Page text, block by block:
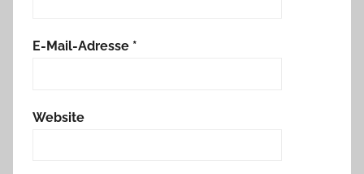
E-Mail-Adresse *
Website